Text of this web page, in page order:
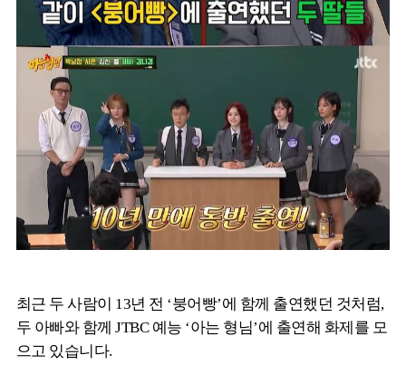
최근 두 사람이 13년 전 ‘붕어빵’에 함께 출연했던 것처럼,
두 아빠와 함께 JTBC 예능 ‘아는 형님’에 출연해 화제를 모
으고 있습니다.